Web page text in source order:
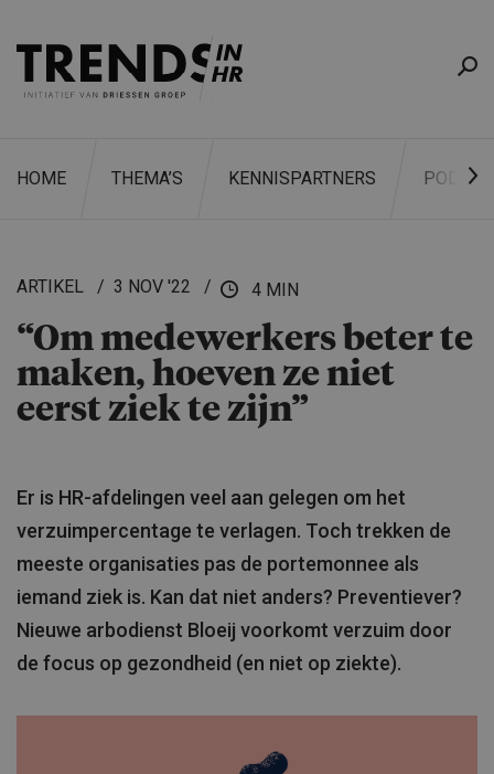
HOME THEMA’S KENNISPARTNERS
ZOEKEN
ARTIKEL 3 NOV '22 4 MIN
“Om medewerkers beter te
maken, hoeven ze niet
eerst ziek te zijn”
Er is HR-afdelingen veel aan gelegen om het
verzuimpercentage te verlagen. Toch trekken de
meeste organisaties pas de portemonnee als
iemand ziek is. Kan dat niet anders? Preventiever?
Nieuwe arbodienst Bloeij voorkomt verzuim door
de focus op gezondheid (en niet op ziekte).